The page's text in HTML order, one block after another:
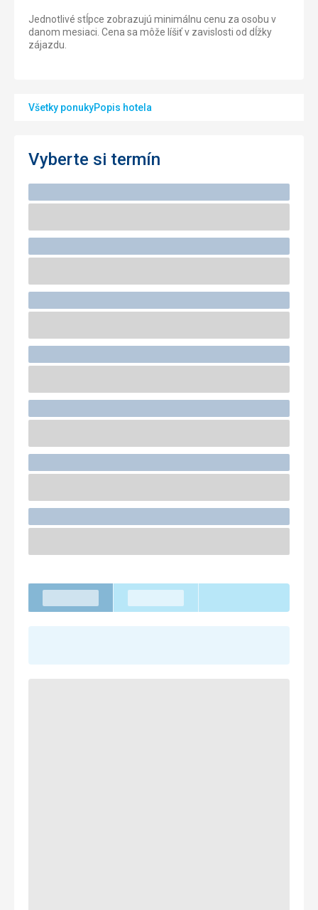
Jednotlivé stĺpce zobrazujú minimálnu cenu za osobu v
danom mesiaci. Cena sa môže líšiť v zavislosti od dĺžky
zájazdu.
Všetky ponukyPopis hotela
Vyberte si termín